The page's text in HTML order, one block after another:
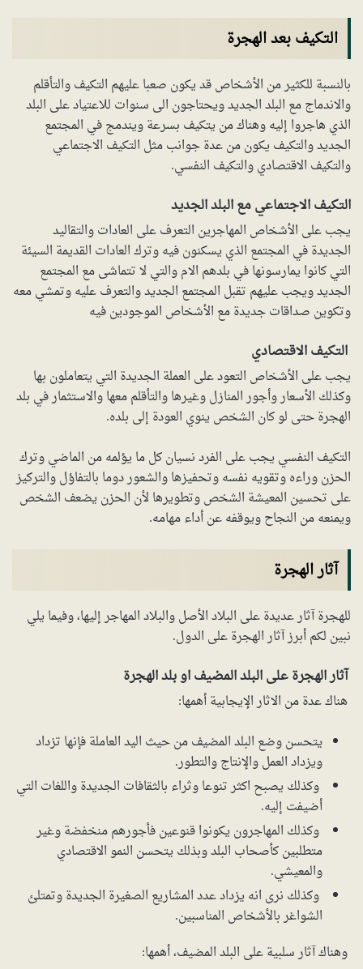
التكيف بعد الهجرة
بالنسبة للكثير من الأشخاص قد يكون صعبا عليهم التكيف والتأقلم
والاندماج مع البلد الجديد ويحتاجون الى سنوات للاعتياد على البلد
الذي هاجروا إليه وهناك من يتكيف بسرعة ويندمج في المجتمع
الجديد والتكيف يكون من عدة جوانب مثل التكيف الاجتماعي
والتكيف الاقتصادي والتكيف النفسي.
التكيف الاجتماعي مع البلد الجديد
يجب على الأشخاص المهاجرين التعرف على العادات والتقاليد
الجديدة في المجتمع الذي يسكنون فيه وترك العادات القديمة السيئة
التي كانوا يمارسونها في بلدهم الام والتي لا تتماشى مع المجتمع
الجديد ويجب عليهم تقبل المجتمع الجديد والتعرف عليه وتمشي معه
وتكوين صداقات جديدة مع الأشخاص الموجودين فيه
التكيف الاقتصادي
يجب على الأشخاص التعود على العملة الجديدة التي يتعاملون بها
وكذلك الأسعار وأجور المنازل وغيرها والتأقلم معها والاستثمار في بلد
الهجرة حتى لو كان الشخص ينوي العودة إلى بلده.
التكيف النفسي يجب على الفرد نسيان كل ما يؤلمه من الماضي وترك
الحزن وراءه وتقويه نفسه وتحفيزها والشعور دوما بالتفاؤل والتركيز
على تحسين المعيشة الشخص وتطويرها لأن الحزن يضعف الشخص
ويمنعه من النجاح ويوقفه عن أداء مهامه.
آثار الهجرة
للهجرة آثار عديدة على البلاد الأصل والبلاد المهاجر إليها، وفيما يلي
نبين لكم أبرز آثار الهجرة على الدول.
آثار الهجرة على البلد المضيف او بلد الهجرة
هناك عدة من الاثار الإيجابية أهمها:
يتحسن وضع البلد المضيف من حيث اليد العاملة فإنها تزداد
ويزداد العمل والإنتاج والتطور.
وكذلك يصبح اكثر تنوعا وثراء بالثقافات الجديدة واللغات التي
أضيفت إليه.
وكذلك المهاجرون يكونوا قنوعين فأجورهم منخفضة وغير
متطلبين كأصحاب البلد وبذلك يتحسن النمو الاقتصادي
والمعيشي.
وكذلك نرى انه يزداد عدد المشاريع الصغيرة الجديدة وتمتلئ
الشواغر بالأشخاص المناسبين.
وهناك آثار سلبية على البلد المضيف، أهمها: